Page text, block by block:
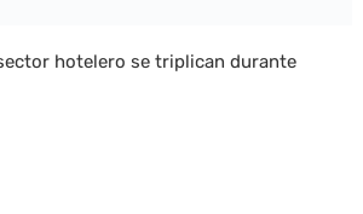
hotelero se triplican durante